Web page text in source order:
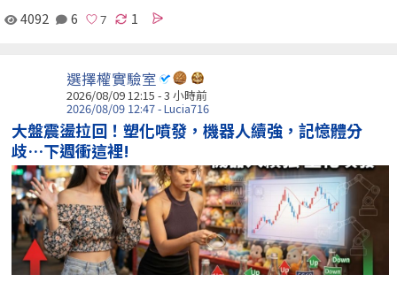
4092
6 1
選擇權實驗室
2026/08/09 12:15 -3 小時前
2026/08/09 12:47 - Lucia716
大盤震盪拉回！塑化噴發，機器人續強，記憶體分
歧…下週衝這裡!